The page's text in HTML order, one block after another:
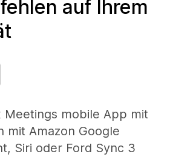
auf Ihrem
Meetings mobile App mit
mit Amazon Google
Siri oder Ford Sync 3